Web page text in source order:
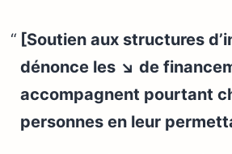
[Soutien aux structures
dénonce les ↘️ de
accompagnent pourtant
personnes en leur